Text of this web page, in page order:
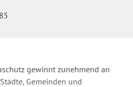
gewinnt zunehmend an
Gemeinden und